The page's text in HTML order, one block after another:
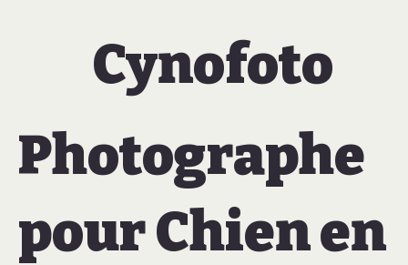
Cynofoto
Photographe
pour Chien en